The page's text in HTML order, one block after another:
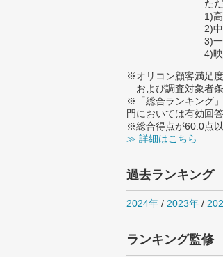
た
1)
2)
3)
4)
※オリコン顧客満足
および調査対象者条
※「総合ランキング
門においては有効回
※総合得点が60.0点
≫ 詳細はこちら
過去ランキング
2024年 / 2023年 /
ランキング監修